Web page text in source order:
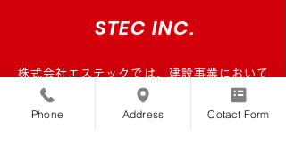
STEC INC.
株式会社エステックでは、建設事業において
様々な最新技術に挑戦をし続けています。自分
達の"トビっきり"の可能性を発見し、私たちと
Phone Address Cotact Form